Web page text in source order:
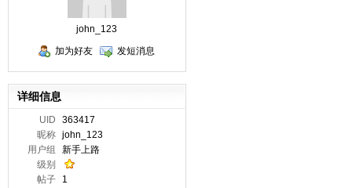
john_123
加为好友
发短消息
详细信息
UID
363417
昵称 john_123
用户组
新手上路
级别
帖子
1